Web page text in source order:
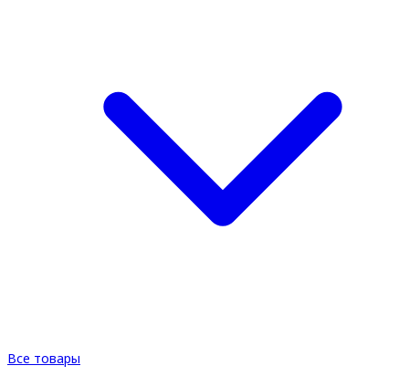
Все товары